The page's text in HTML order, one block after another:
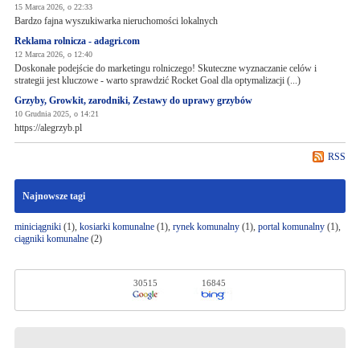
15 Marca 2026, o 22:33
Bardzo fajna wyszukiwarka nieruchomości lokalnych
Reklama rolnicza - adagri.com
12 Marca 2026, o 12:40
Doskonałe podejście do marketingu rolniczego! Skuteczne wyznaczanie celów i
strategii jest kluczowe - warto sprawdzić Rocket Goal dla optymalizacji (...)
Grzyby, Growkit, zarodniki, Zestawy do uprawy grzybów
10 Grudnia 2025, o 14:21
https://alegrzyb.pl
RSS
Najnowsze tagi
miniciągniki(1), kosiarki komunalne(1), rynek komunalny(1), portal komunalny(1),
ciągniki komunalne(2)
30515 16845